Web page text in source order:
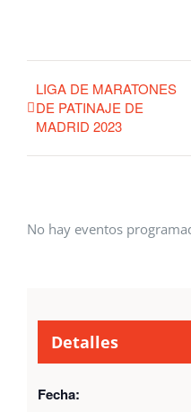
LIGA DE MARATONES
DE PATINAJE DE
MADRID 2023
No hay eventos
Detalles
Fecha: